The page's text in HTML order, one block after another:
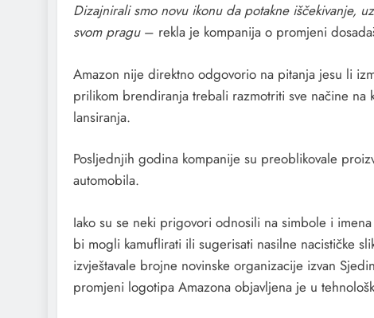
Dizajnirali smo novu ikonu da potakne iščekivanje,
svom pragu– rekla je kompanija o promjeni
Amazon nije direktno odgovorio na pitanja jesu li
prilikom brendiranja trebali razmotriti sve načine
lansiranja.
Posljednjih godina kompanije su preoblikovale
automobila.
Iako su se neki prigovori odnosili na simbole i
bi mogli kamuflirati ili sugerisati nasilne nacističke
izvještavale brojne novinske organizacije izvan
promjeni logotipa Amazona objavljena je u